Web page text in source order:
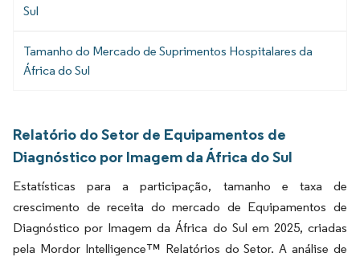
Sul
Tamanho do Mercado de Suprimentos Hospitalares da
África do Sul
Relatório do Setor de Equipamentos de
Diagnóstico por Imagem da África do Sul
Estatísticas para a participação, tamanho e taxa de
crescimento de receita do mercado de Equipamentos de
Diagnóstico por Imagem da África do Sul em 2025, criadas
pela Mordor Intelligence™ Relatórios do Setor. A análise de